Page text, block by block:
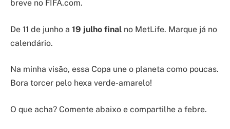
breve no FIFA.com.
De 11 de junho a 19 julho final no MetLife. Marque já no
calendário.
Na minha visão, essa Copa une o planeta como poucas.
Bora torcer pelo hexa verde-amarelo!
O que acha? Comente abaixo e compartilhe a febre.